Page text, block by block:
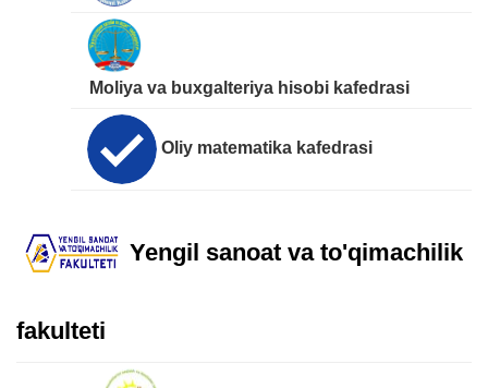
Moliya va buxgalteriya hisobi kafedrasi
Oliy matematika kafedrasi
Yengil sanoat va to'qimachilik
fakulteti